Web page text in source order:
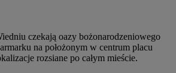
czekają oazy bożonarodzeniowego
na położonym w centrum placu
rozsiane po całym mieście.